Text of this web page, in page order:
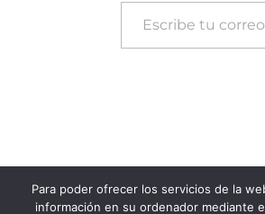
FADSP · 2023 |Aviso
Para poder ofrecer los servicios de la
información en su ordenador mediante